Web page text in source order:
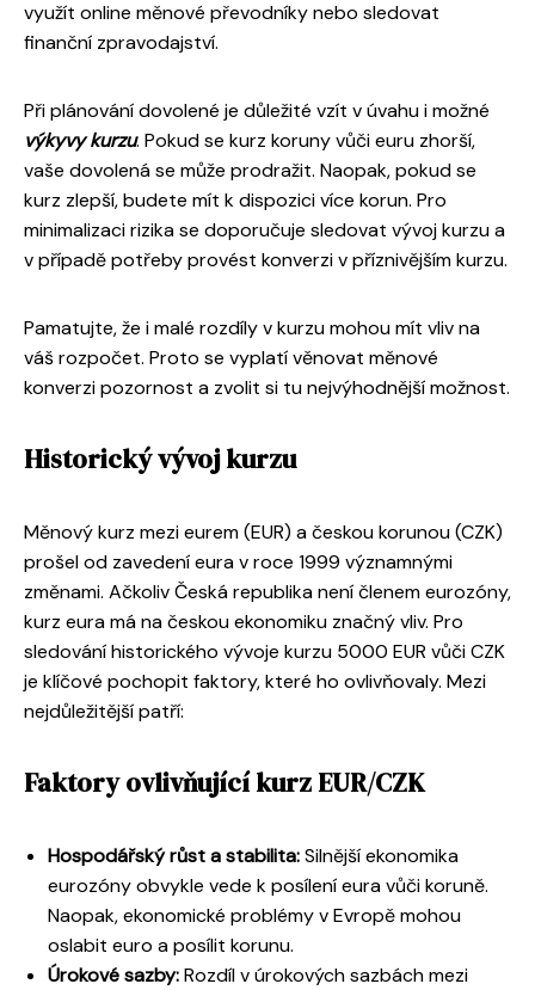
využít online měnové převodníky nebo sledovat
finanční zpravodajství.
Při plánování dovolené je důležité vzít v úvahu i možné
výkyvy kurzu. Pokud se kurz koruny vůči euru zhorší,
vaše dovolená se může prodražit. Naopak, pokud se
kurz zlepší, budete mít k dispozici více korun. Pro
minimalizaci rizika se doporučuje sledovat vývoj kurzu a
v případě potřeby provést konverzi v příznivějším kurzu.
Pamatujte, že i malé rozdíly v kurzu mohou mít vliv na
váš rozpočet. Proto se vyplatí věnovat měnové
konverzi pozornost a zvolit si tu nejvýhodnější možnost.
Historický vývoj kurzu
Měnový kurz mezi eurem (EUR) a českou korunou (CZK)
prošel od zavedení eura v roce 1999 významnými
změnami. Ačkoliv Česká republika není členem eurozóny,
kurz eura má na českou ekonomiku značný vliv. Pro
sledování historického vývoje kurzu 5000 EUR vůči CZK
je klíčové pochopit faktory, které ho ovlivňovaly. Mezi
nejdůležitější patří:
Faktory ovlivňující kurz EUR/CZK
Hospodářský růst a stabilita:Silnější ekonomika
eurozóny obvykle vede k posílení eura vůči koruně.
Naopak, ekonomické problémy v Evropě mohou
oslabit euro a posílit korunu.
Úrokové sazby:Rozdíl v úrokových sazbách mezi